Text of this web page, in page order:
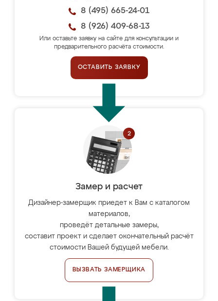
8 (495) 665-24-01
8 (926) 409-68-13
Или оставьте заявку на сайте для консультации и
предварительного расчёта стоимости.
ОСТАВИТЬ ЗАЯВКУ
Замер и расчет
Дизайнер-замерщик приедет к Вам с каталогом
материалов,
проведёт детальные замеры,
составит проект и сделает окончательный расчёт
стоимости Вашей будущей мебели.
ВЫЗВАТЬ ЗАМЕРЩИКА